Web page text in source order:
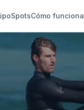
SpotsCómo funciona